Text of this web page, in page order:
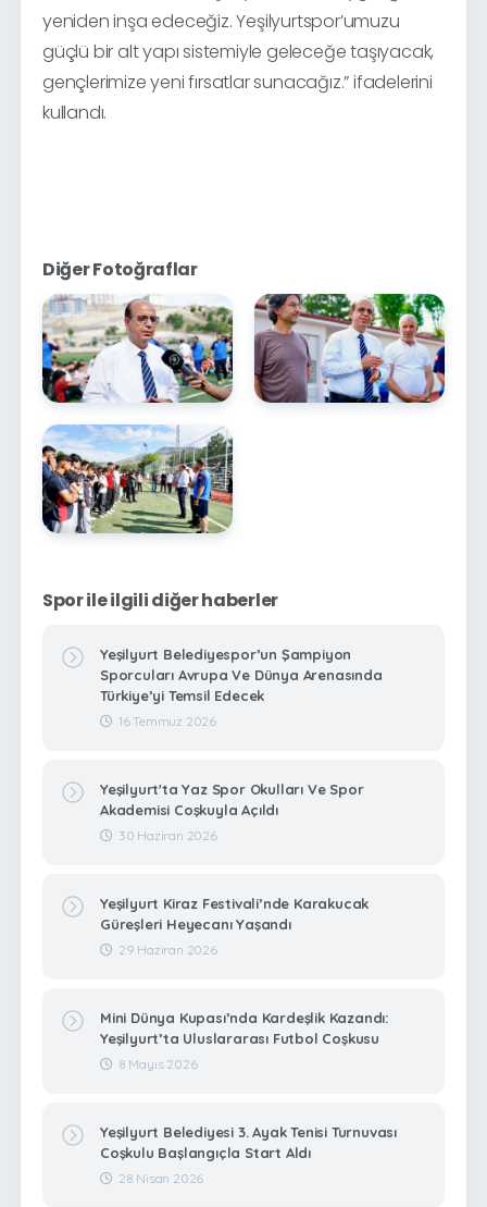
yeniden inşa edeceğiz. Yeşilyurtspor’umuzu
güçlü bir alt yapı sistemiyle geleceğe taşıyacak,
gençlerimize yeni fırsatlar sunacağız.” ifadelerini
kullandı.
Diğer Fotoğraflar
Spor ile ilgili diğer haberler
Yeşilyurt Belediyespor’un Şampiyon
Sporcuları Avrupa Ve Dünya Arenasında
Türkiye’yi Temsil Edecek
16 Temmuz 2026
Yeşilyurt'ta Yaz Spor Okulları Ve Spor
Akademisi Coşkuyla Açıldı
30 Haziran 2026
Yeşilyurt Kiraz Festivali’nde Karakucak
Güreşleri Heyecanı Yaşandı
29 Haziran 2026
Mini Dünya Kupası’nda Kardeşlik Kazandı:
Yeşilyurt’ta Uluslararası Futbol Coşkusu
8 Mayıs 2026
Yeşilyurt Belediyesi 3. Ayak Tenisi Turnuvası
Coşkulu Başlangıçla Start Aldı
28 Nisan 2026